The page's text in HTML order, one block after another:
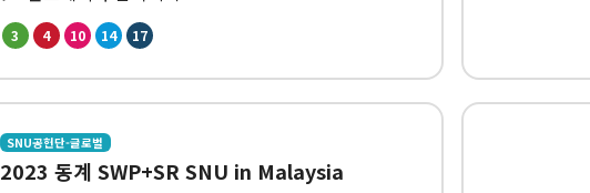
3 4 10 14 17
SNU공헌단-글로벌
2023 동계 SWP+SR SNU in Malaysia